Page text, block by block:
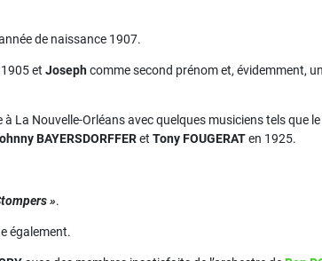
de naissance 1907.
et Josephcomme second prénom et, évidemment,
à La Nouvelle-Orléans avec quelques musiciens tels que
BAYERSDORFFERet Tony FOUGERATen 1925.
».
également.